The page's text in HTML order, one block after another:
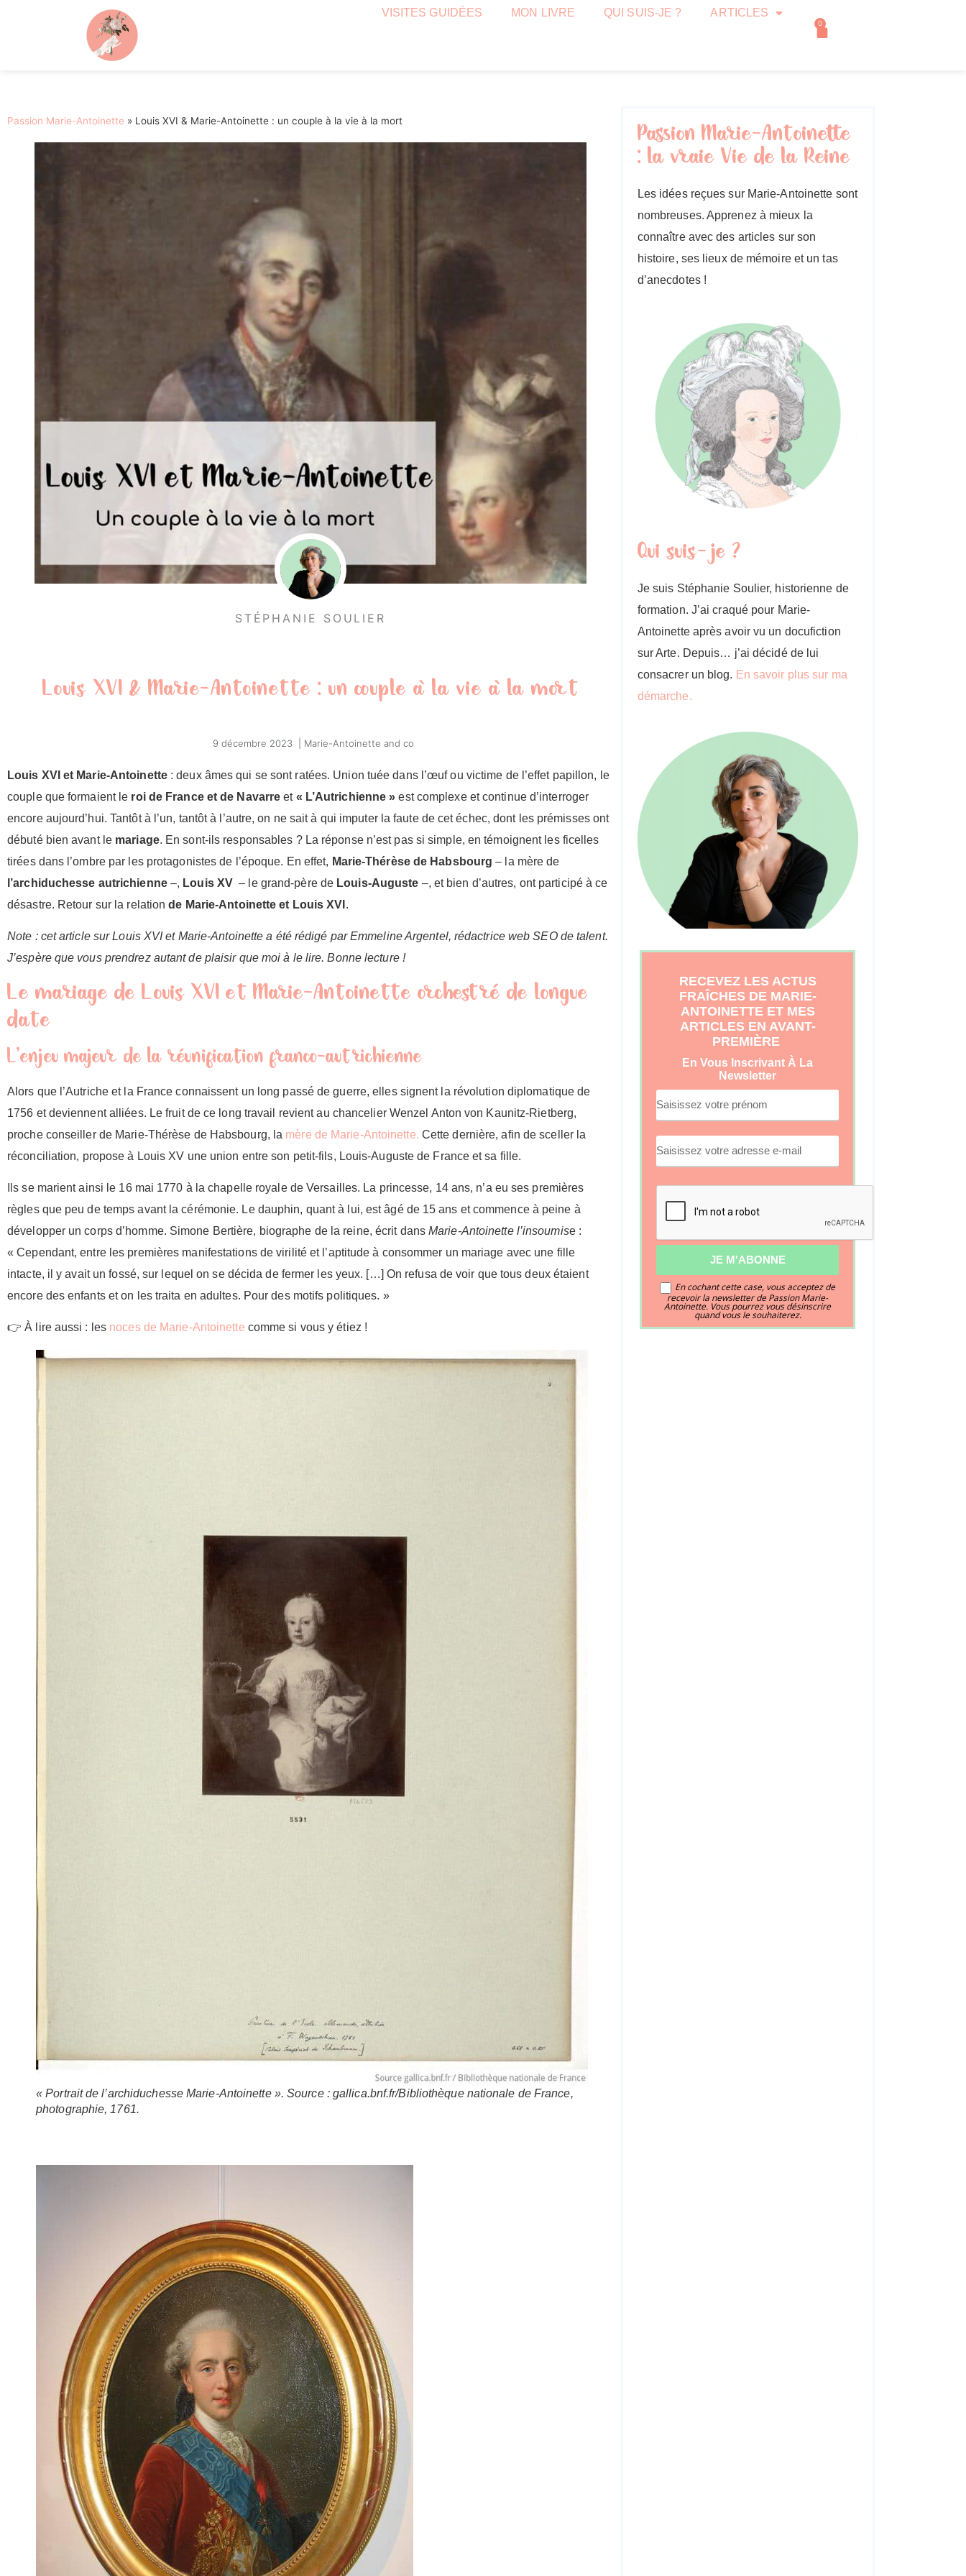
VISITES GUIDÉES MON LIVRE QUI SUIS-JE ? ARTICLES
0
Passion Marie-Antoinette » Louis XVI & Marie-Antoinette : un couple à la vie à la mort
STÉPHANIE SOULIER
Louis XVI & Marie-Antoinette : un couple à la vie à la mort
9 décembre 2023 Marie-Antoinette and co
Louis XVI et Marie-Antoinette : deux âmes qui se sont ratées. Union tuée dans l’œuf ou victime de l’effet papillon, le
couple que formaient le roi de France et de Navarre et « L’Autrichienne » est complexe et continue d’interroger
encore aujourd’hui. Tantôt à l’un, tantôt à l’autre, on ne sait à qui imputer la faute de cet échec, dont les prémisses ont
débuté bien avant le mariage. En sont-ils responsables ? La réponse n’est pas si simple, en témoignent les ficelles
tirées dans l’ombre par les protagonistes de l’époque. En effet, Marie-Thérèse de Habsbourg– la mère de
l’archiduchesse autrichienne–, Louis XV– le grand-père de Louis-Auguste –, et bien d’autres, ont participé à ce
désastre. Retour sur la relationde Marie-Antoinette et Louis XVI .
Note : cet article sur Louis XVI et Marie-Antoinette a été rédigé par Emmeline Argentel, rédactrice web SEO de talent.
J’espère que vous prendrez autant de plaisir que moi à le lire. Bonne lecture !
Le mariage de Louis XVI et Marie-Antoinette orchestré de longue
date
L’enjeu majeur de la réunification franco-autrichienne
Alors que l’Autriche et la France connaissent un long passé de guerre, elles signent la révolution diplomatique de
1756 et deviennent alliées. Le fruit de ce long travail revient au chancelier Wenzel Anton von Kaunitz-Rietberg,
proche conseiller de Marie-Thérèse de Habsbourg, la mère de Marie-Antoinette. Cette dernière, afin de sceller la
réconciliation, propose à Louis XV une union entre son petit-fils, Louis-Auguste de France et sa fille.
Ils se marient ainsi le 16 mai 1770 à la chapelle royale de Versailles. La princesse, 14 ans, n’a eu ses premières
règles que peu de temps avant la cérémonie. Le dauphin, quant à lui, est âgé de 15 ans et commence à peine à
développer un corps d’homme. Simone Bertière, biographe de la reine, écrit dansMarie-Antoinette l’insoumise :
« Cependant, entre les premières manifestations de virilité et l’aptitude à consommer un mariage avec une fille
intacte, il y avait un fossé, sur lequel on se décida de fermer les yeux. […] On refusa de voir que tous deux étaient
encore des enfants et on les traita en adultes. Pour des motifs politiques. »
👉 À lire aussi : les noces de Marie-Antoinette comme si vous y étiez !
« Portrait de l’archiduchesse Marie-Antoinette ». Source : gallica.bnf.fr/Bibliothèque nationale de France,
photographie, 1761.
Passion Marie-Antoinette
: la vraie Vie de la Reine
Les idées reçues sur Marie-Antoinette sont
nombreuses. Apprenez à mieux la
connaître avec des articles sur son
histoire, ses lieux de mémoire et un tas
d’anecdotes !
Qui suis-je ?
Je suis Stéphanie Soulier, historienne de
formation. J’ai craqué pour Marie-
Antoinette après avoir vu un docufiction
sur Arte. Depuis… j’ai décidé de lui
consacrer un blog. En savoir plus sur ma
démarche.
RECEVEZ LES ACTUS
FRAÎCHES DE MARIE-
ANTOINETTE ET MES
ARTICLES EN AVANT-
PREMIÈRE
En Vous Inscrivant À La
Newsletter
En cochant cette case, vous acceptez de
recevoir la newsletter de Passion Marie-
Antoinette. Vous pourrez vous désinscrire
quand vous le souhaiterez.